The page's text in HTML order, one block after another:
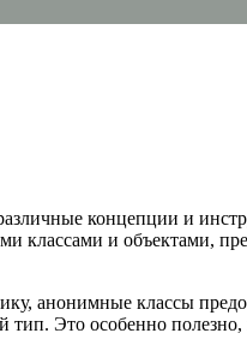
концепции и
классами и объектами,
анонимные классы
Это особенно полезно,